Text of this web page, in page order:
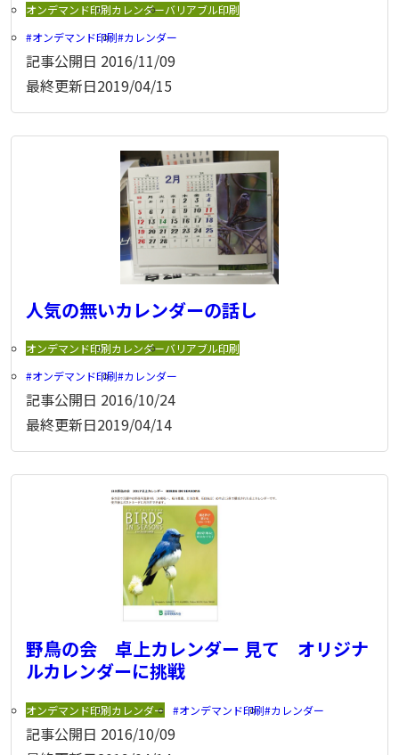
オンデマンド印刷カレンダーバリアブル印刷
オンデマンド印刷 カレンダー
記事公開日 2016/11/09
最終更新日2019/04/15
人気の無いカレンダーの話し
オンデマンド印刷カレンダーバリアブル印刷
オンデマンド印刷 カレンダー
記事公開日 2016/10/24
最終更新日2019/04/14
野鳥の会 卓上カレンダー 見て オリジナ
ルカレンダーに挑戦
オンデマンド印刷カレンダー オンデマンド印刷 カレンダー
記事公開日 2016/10/09